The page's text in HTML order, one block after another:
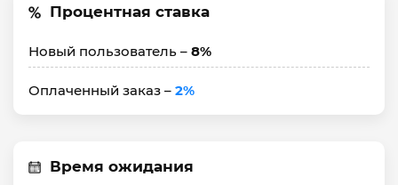
Процентная ставка
Новый пользователь – 8%
Оплаченный заказ – 2%
Время ожидания